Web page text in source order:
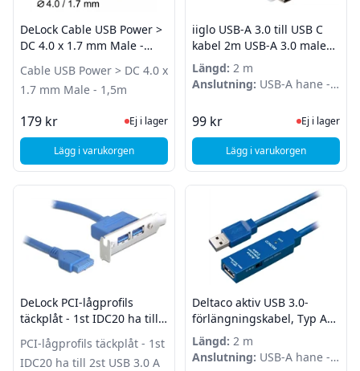
DeLock Cable USB Power >
DC 4.0 x 1.7 mm Male -
Cable USB Power > DC 4.0 x
1.7 mm Male - 1,5m
179 kr Ej i lager, besök produktsidan för
Ej i lager
Lägg i varukorgen
iiglo USB-A 3.0 till USB C
kabel 2m USB-A 3.0 male
till USB C male, v 3.0,
480Mbps, PVC, vit
Längd: 2 m
Anslutning: USB-A hane -
99 kr Ej i lager,
Ej i lager
Lägg i varukorgen, iiglo USB-A 3.0 till
DeLock PCI-lågprofils
täckplåt - 1st IDC20 ha till
2st USB 3.0 A honor - 0,4m
PCI-lågprofils täckplåt - 1st
IDC20 ha till 2st USB 3.0 A
Deltaco aktiv USB 3.0-
förlängningskabel, Typ A
ha - ho, 2m, blå
Längd: 2 m
Anslutning: USB-A hane -